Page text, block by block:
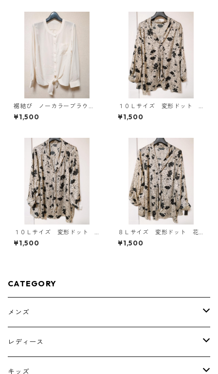
裾結び ノーカラーブラウ
ス ３Ｌ アイボリー KAE-
4813
¥1,500
１０Ｌサイズ 変形ドット
花柄 ボウタイブラウス オ
フホワイト KAE-4772
¥1,500
１０Ｌサイズ 変形ドット
花柄 ボウタイブラウス オ
フホワイト KAE-4776
¥1,500
８Ｌサイズ 変形ドット 花
柄 ボウタイブラウス オフ
ホワイト KAE-4770
¥1,500
CATEGORY
メンズ
トップス
ボトムス
レディース
トップス
キッズ